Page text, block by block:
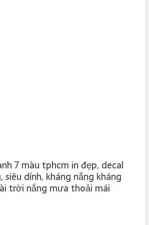
7 màu tphcm in đẹp, decal
siêu dính, kháng nắng kháng
trời nắng mưa thoải mái